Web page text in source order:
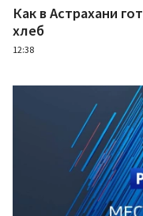
Как в Астрахани
хлеб
12:38